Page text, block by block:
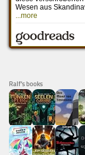
Ralf's books